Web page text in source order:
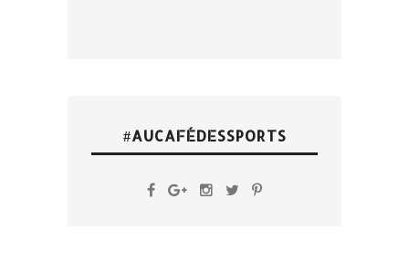
#AUCAFÉDESSPORTS